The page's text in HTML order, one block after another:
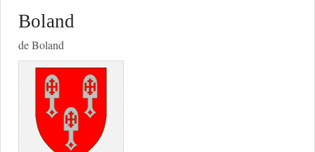
Boland
de Boland